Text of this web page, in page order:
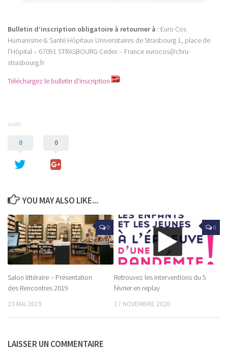
Bulletin d’inscription obligatoire à retourner à : Euro Cos
Humanisme & Santé Hôpitaux Universitaires de Strasbourg 1, place de
l’Hôpital – 67091 STRASBOURG Cedex – France eurocos@chru-
strasbourg.fr
Téléchargez le bulletin d’inscription
SHARE
0 0
YOU MAY ALSO LIKE...
0
Salon littéraire – Présentation
des Rencontres 2019
23 MAI 2019
0
Retrouvez les interventions du 5
février en replay
17 NOVEMBRE 2020
LAISSER UN COMMENTAIRE